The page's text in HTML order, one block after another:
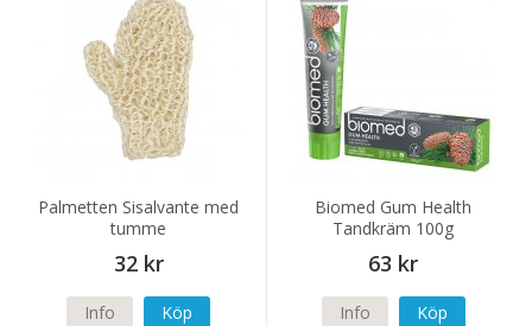
Palmetten Sisalvante med
tumme
32 kr
Info Köp
Biomed Gum Health
Tandkräm 100g
63 kr
Info Köp